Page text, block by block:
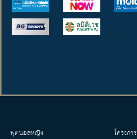
ฟุตบอลหญิง โครงการ